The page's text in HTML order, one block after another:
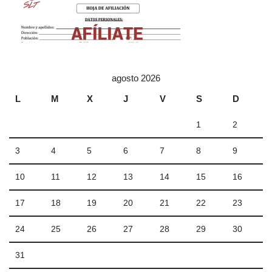
agosto 2026
L
M X J V S D
1 2
3 4 5 6 7 8 9
10 11 12 13 14 15 16
17 18 19 20 21 22 23
24 25 26 27 28 29 30
31